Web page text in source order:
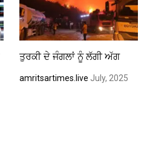
ਤੁਰਕੀ ਦੇ ਜੰਗਲਾਂ ਨੂੰ ਲੱਗੀ ਅੱਗ
amritsartimes.live July, 2025